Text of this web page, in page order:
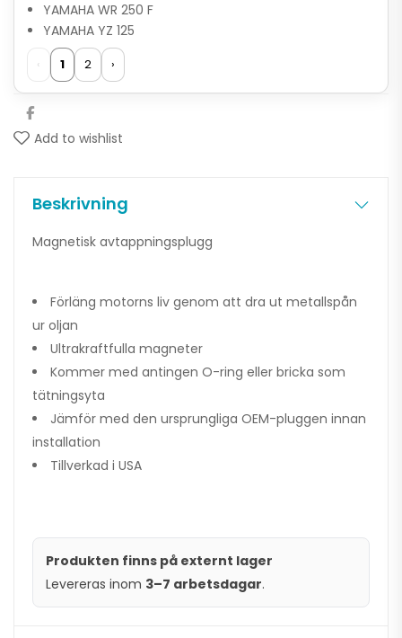
YAMAHA WR 250 F
YAMAHA YZ 125
‹ 1 2 ›
Add to wishlist
Beskrivning
Magnetisk avtappningsplugg
Förläng motorns liv genom att dra ut metallspån
ur oljan
Ultrakraftfulla magneter
Kommer med antingen O-ring eller bricka som
tätningsyta
Jämför med den ursprungliga OEM-pluggen innan
installation
Tillverkad i USA
Produkten finns på externt lager
Levereras inom 3–7 arbetsdagar.